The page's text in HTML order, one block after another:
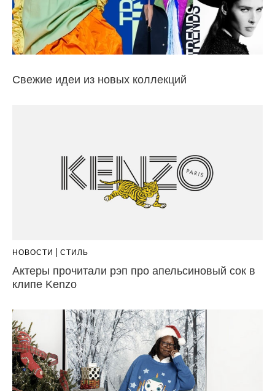
Свежие идеи из новых коллекций
НОВОСТИ СТИЛЬ
Актеры прочитали рэп про апельсиновый сок в
клипе Kenzo